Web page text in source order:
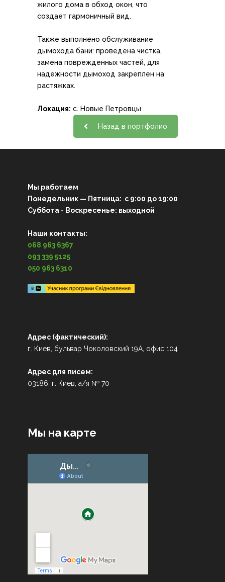
жилого дома в обход окон, что
создает гармоничный вид.
Также выполнено обслуживание
дымохода бани: проведена чистка,
замена поврежденных частей, для
надежности дымоход закреплен на
растяжках.
Локация: с. Новые Петровцы
Назад в портфолио
Мы работаем
Понедельник — Пятница: с 9:00 до 19:00
Суббота - Воскресенье: выходной
Наши контакты:
068 963 6367
093 339 5125
050 963 6310
Адрес (фактический):
г. Киев, бульвар Чоколовский 19А, офис 104
Адрес для писем:
03186, г. Киев, а/я № 70
Мы на карте